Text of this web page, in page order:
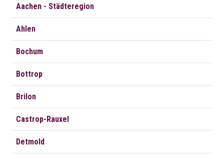
Navigation
überspringen
Aachen - Städteregion
Ahlen
Bochum
Bottrop
Brilon
Castrop-Rauxel
Detmold